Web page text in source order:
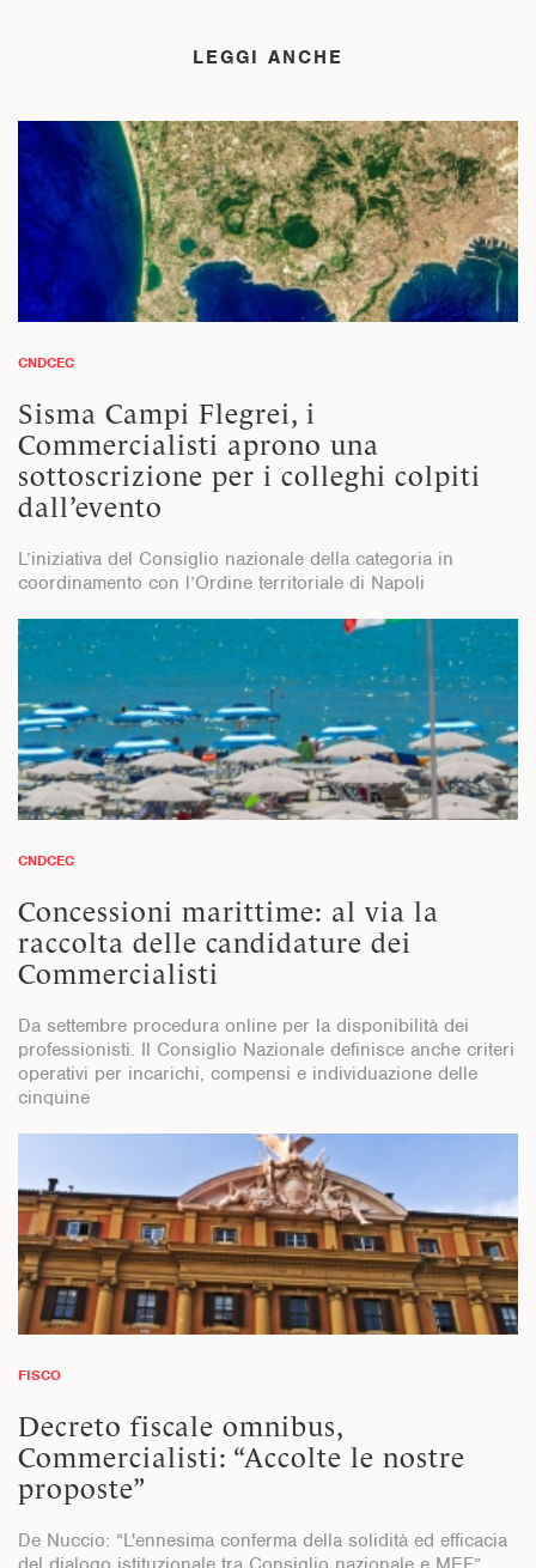
LEGGI ANCHE
CNDCEC
Sisma Campi Flegrei, i
Commercialisti aprono una
sottoscrizione per i colleghi colpiti
dall’evento
L’iniziativa del Consiglio nazionale della categoria in
coordinamento con l’Ordine territoriale di Napoli
CNDCEC
Concessioni marittime: al via la
raccolta delle candidature dei
Commercialisti
Da settembre procedura online per la disponibilità dei
professionisti. Il Consiglio Nazionale definisce anche criteri
operativi per incarichi, compensi e individuazione delle
cinquine
FISCO
Decreto fiscale omnibus,
Commercialisti: “Accolte le nostre
proposte”
De Nuccio: “L'ennesima conferma della solidità ed efficacia